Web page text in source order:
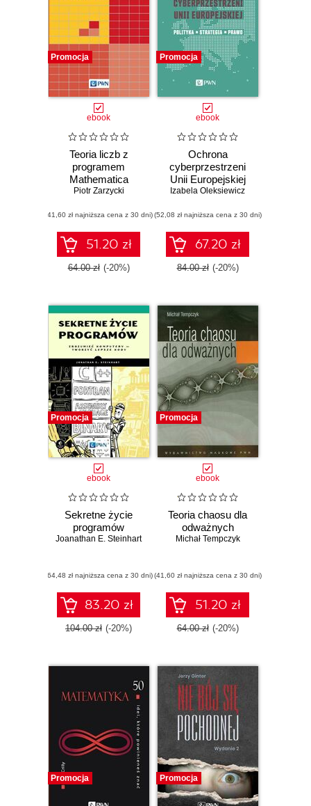
Promocja
ebook
Teoria liczb z
programem
Mathematica
Piotr Zarzycki
(41,60 zł najniższa cena z 30 dni)
51.20 zł
64.00 zł (-20%)
Promocja
ebook
Ochrona
cyberprzestrzeni
Unii Europejskiej
Izabela Oleksiewicz
(52,08 zł najniższa cena z 30 dni)
67.20 zł
84.00 zł (-20%)
Promocja
ebook
Sekretne życie
programów
Joanathan E. Steinhart
(64,48 zł najniższa cena z 30 dni)
83.20 zł
104.00 zł (-20%)
Promocja
ebook
Teoria chaosu dla
odważnych
Michał Tempczyk
(41,60 zł najniższa cena z 30 dni)
51.20 zł
64.00 zł (-20%)
Promocja Promocja